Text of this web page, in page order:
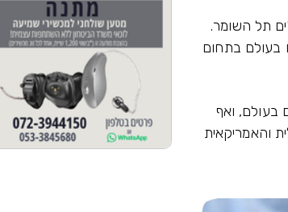
תל השומר.
בעולם בתחום
בעולם, ואף
והאמריקאית